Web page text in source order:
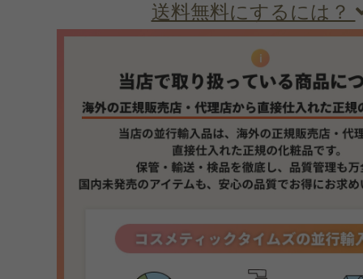
送料無料にするには？